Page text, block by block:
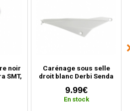
noir
SMT,
Carénage sous selle
droit blanc Derbi Senda
RCR (2011 à 2017)
9.99€
En stock